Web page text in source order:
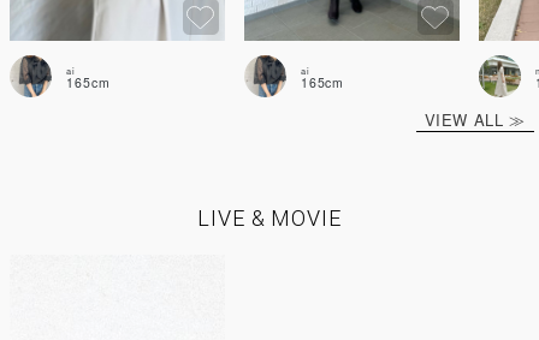
ai
165cm
ai
165cm
VIEW ALL ≫
LIVE & MOVIE